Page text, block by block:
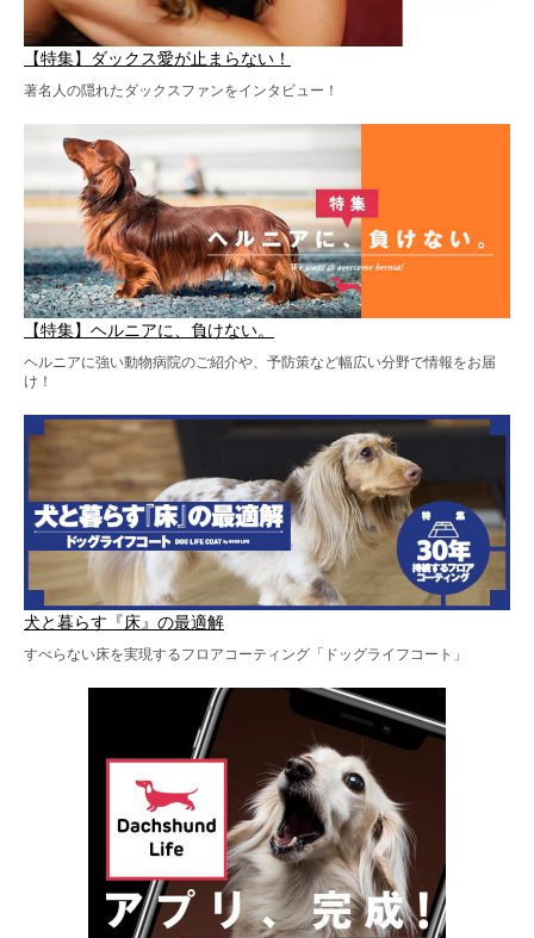
【特集】ダックス愛が止まらない！
著名人の隠れたダックスファンをインタビュー！
【特集】ヘルニアに、負けない。
ヘルニアに強い動物病院のご紹介や、予防策など幅広い分野で情報をお届
け！
犬と暮らす『床』の最適解
すべらない床を実現するフロアコーティング「ドッグライフコート」